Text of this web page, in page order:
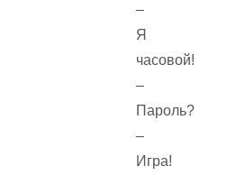
–
Я
часовой!
–
Пароль?
–
Игра!